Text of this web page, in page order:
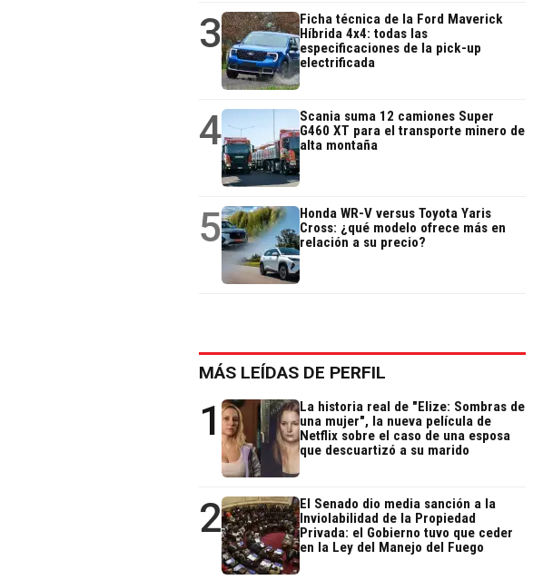
3
Ficha técnica de la Ford Maverick
Híbrida 4x4: todas las
especificaciones de la pick-up
electrificada
4
Scania suma 12 camiones Super
G460 XT para el transporte minero de
alta montaña
5
Honda WR-V versus Toyota Yaris
Cross: ¿qué modelo ofrece más en
relación a su precio?
MÁS LEÍDAS DE PERFIL
1
La historia real de "Elize: Sombras de
una mujer", la nueva película de
Netflix sobre el caso de una esposa
que descuartizó a su marido
2
El Senado dio media sanción a la
Inviolabilidad de la Propiedad
Privada: el Gobierno tuvo que ceder
en la Ley del Manejo del Fuego